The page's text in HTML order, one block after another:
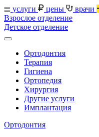
услуги цены врачи
Взрослое отделение
Детское отделение
Ортодонтия
Терапия
Гигиена
Ортопедия
Хирургия
Другие услуги
Имплантация
Ортодонтия